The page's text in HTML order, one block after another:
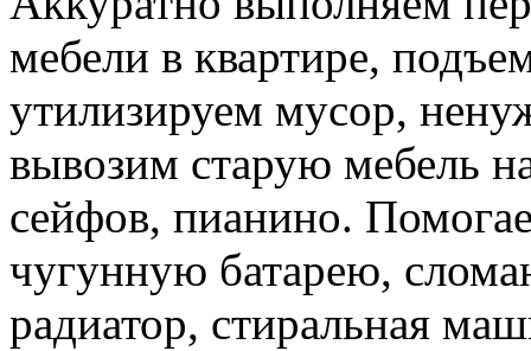
мебели в квартире,
утилизируем мусор,
вывозим старую мебель
сейфов, пианино.
чугунную батарею,
радиатор, стиральная